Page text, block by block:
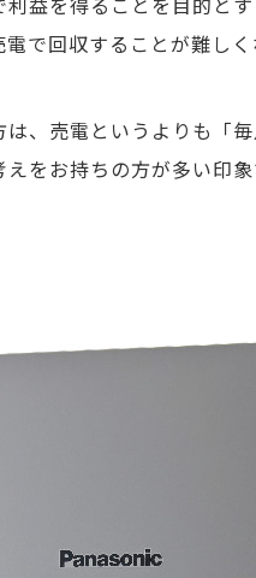
で回収することが難しく
、売電というよりも「
をお持ちの方が多い印象